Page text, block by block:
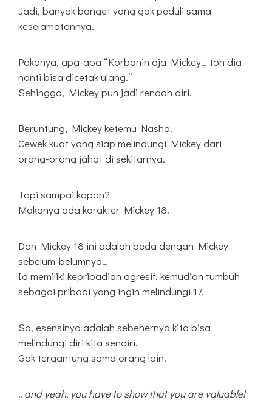
Jadi, banyak banget yang gak peduli sama
keselamatannya.
Pokonya, apa-apa “Korbanin aja Mickey… toh dia
nanti bisa dicetak ulang.”
Sehingga, Mickey pun jadi rendah diri.
Beruntung, Mickey ketemu Nasha.
Cewek kuat yang siap melindungi Mickey dari
orang-orang jahat di sekitarnya.
Tapi sampai kapan?
Makanya ada karakter Mickey 18.
Dan Mickey 18 ini adalah beda dengan Mickey
sebelum-belumnya…
Ia memiliki kepribadian agresif, kemudian tumbuh
sebagai pribadi yang ingin melindungi 17.
So, esensinya adalah sebenernya kita bisa
melindungi diri kita sendiri.
Gak tergantung sama orang lain.
.. and yeah, you have to show that you are valuable!